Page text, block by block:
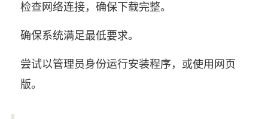
检查网络连接，确保下载完整。
确保系统满足最低要求。
尝试以管理员身份运行安装程序，或使用网页
版。